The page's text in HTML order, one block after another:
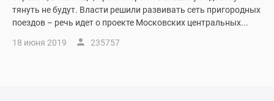
Новости
недвижимости
эксперта
тянуть не будут. Власти решили развивать сеть пригородных
поездов – речь идет о проекте Московских центральных...
18 июня 2019 235757